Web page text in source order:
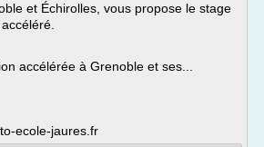
et Échirolles, vous propose le stage
accélérée à Grenoble et ses...
ecole-jaures.fr